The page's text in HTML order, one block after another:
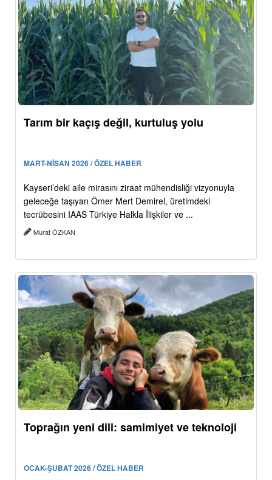
Tarım bir kaçış değil, kurtuluş yolu
MART-NİSAN 2026 / ÖZEL HABER
Kayseri’deki aile mirasını ziraat mühendisliği vizyonuyla
geleceğe taşıyan Ömer Mert Demirel, üretimdeki
tecrübesini IAAS Türkiye Halkla İlişkiler ve ...
Murat ÖZKAN
Toprağın yeni dili: samimiyet ve teknoloji
OCAK-ŞUBAT 2026 / ÖZEL HABER